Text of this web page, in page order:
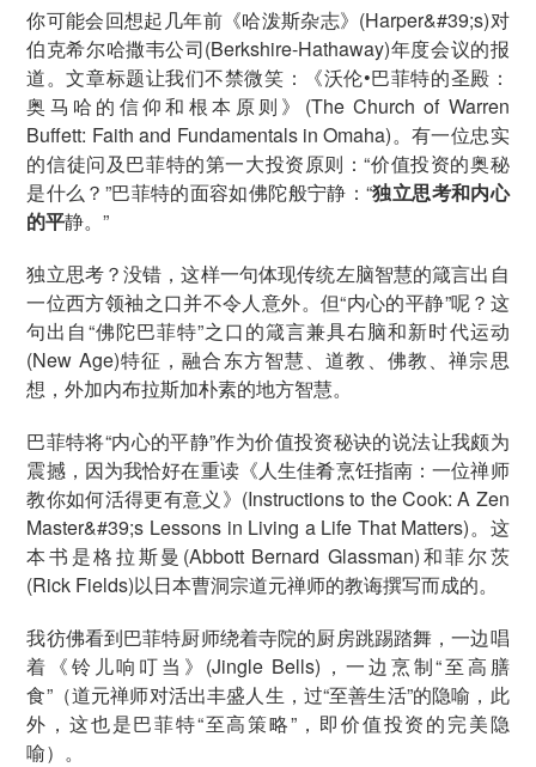
你可能会回想起几年前《哈泼斯杂志》(Harper&#39;s)对
伯克希尔哈撒韦公司(Berkshire-Hathaway)年度会议的报
道。文章标题让我们不禁微笑：《沃伦•巴菲特的圣殿：
奥马哈的信仰和根本原则》(The Church of Warren
Buffett: Faith and Fundamentals in Omaha)。有一位忠实
的信徒问及巴菲特的第一大投资原则：“价值投资的奥秘
是什么？”巴菲特的面容如佛陀般宁静：“独立思考和内心
的平静。”
独立思考？没错，这样一句体现传统左脑智慧的箴言出自
一位西方领袖之口并不令人意外。但“内心的平静”呢？这
句出自“佛陀巴菲特”之口的箴言兼具右脑和新时代运动
(New Age)特征，融合东方智慧、道教、佛教、禅宗思
想，外加内布拉斯加朴素的地方智慧。
巴菲特将“内心的平静”作为价值投资秘诀的说法让我颇为
震撼，因为我恰好在重读《人生佳肴烹饪指南：一位禅师
教你如何活得更有意义》(Instructions to the Cook: A Zen
Master&#39;s Lessons in Living a Life That Matters)。这
本书是格拉斯曼(Abbott Bernard Glassman)和菲尔茨
(Rick Fields)以日本曹洞宗道元禅师的教诲撰写而成的。
我彷佛看到巴菲特厨师绕着寺院的厨房跳踢踏舞，一边唱
着《铃儿响叮当》(Jingle Bells)，一边烹制“至高膳
食”（道元禅师对活出丰盛人生，过“至善生活”的隐喻，此
外，这也是巴菲特“至高策略”，即价值投资的完美隐
喻）。